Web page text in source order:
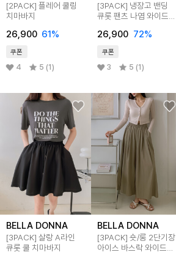
[2PACK] 플레어 쿨링
치마바지
26,900 61%
쿠폰
4 5 (1)
[3PACK] 냉장고 밴딩
큐롯 팬츠 나염 와이드
26,900 72%
쿠폰
3 5 (1)
BELLA DONNA
[3PACK] 살랑 A라인
큐롯 쿨 치마바지
BELLA DONNA
[3PACK] 숏/롱 2단기장
아이스 바스락 와이드